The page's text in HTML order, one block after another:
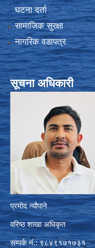
घटना दर्ता
सामाजिक सुरक्षा
नागरिक वडापत्र
सूचना अधिकारी
प्रमोद न्यौपाने
वरिष्ठ शाखा अधिकृत
सम्पर्क नं.: ९८४९१७१७३१